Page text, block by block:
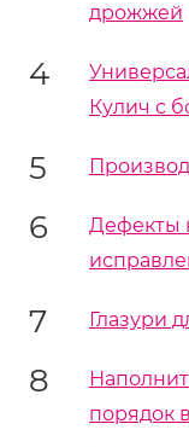
дрожжей
Кулич с
Дефекты
Глазури
порядок